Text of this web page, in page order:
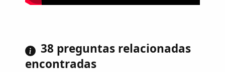
38 preguntas relacionadas
encontradas